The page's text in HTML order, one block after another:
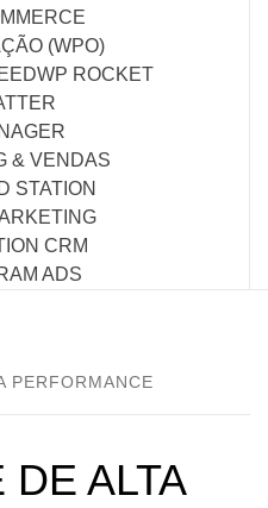
(WPO)
WP ROCKET
& VENDAS
STATION
CRM
ADS
PERFORMANCE
ALTA